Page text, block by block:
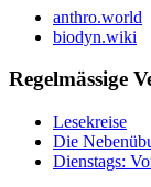
anthro.world
biodyn.wiki
Regelmässige
Lesekreise
Die
Dienstags: